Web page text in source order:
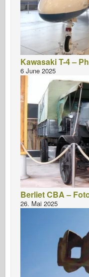
Kawasaki T-4 –
6 June 2025
Berliet CBA –
26. Mai 2025